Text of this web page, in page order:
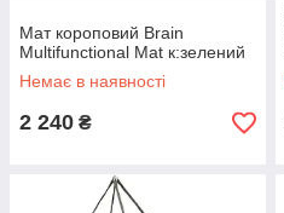
Мат короповий Brain
Multifunctional Mat к:зелений
Немає в наявності
2 240 ₴